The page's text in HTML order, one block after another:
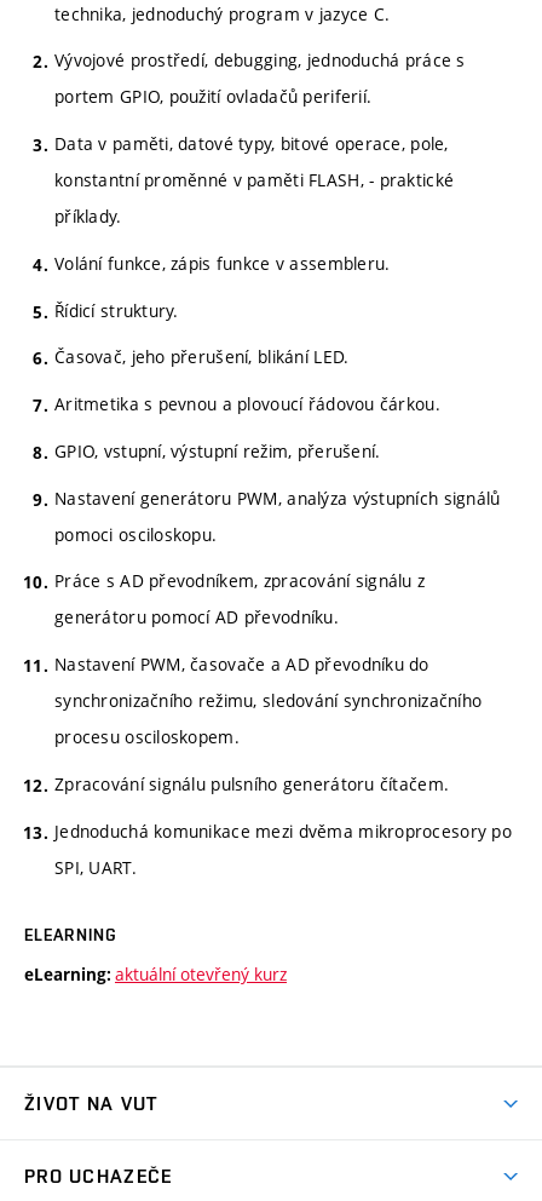
technika, jednoduchý program v jazyce C.
Vývojové prostředí, debugging, jednoduchá práce s
portem GPIO, použití ovladačů periferií.
Data v paměti, datové typy, bitové operace, pole,
konstantní proměnné v paměti FLASH, - praktické
příklady.
Volání funkce, zápis funkce v assembleru.
Řídicí struktury.
Časovač, jeho přerušení, blikání LED.
Aritmetika s pevnou a plovoucí řádovou čárkou.
GPIO, vstupní, výstupní režim, přerušení.
Nastavení generátoru PWM, analýza výstupních signálů
pomoci osciloskopu.
Práce s AD převodníkem, zpracování signálu z
generátoru pomocí AD převodníku.
Nastavení PWM, časovače a AD převodníku do
synchronizačního režimu, sledování synchronizačního
procesu osciloskopem.
Zpracování signálu pulsního generátoru čítačem.
Jednoduchá komunikace mezi dvěma mikroprocesory po
SPI, UART.
ELEARNING
eLearning: aktuální otevřený kurz
ŽIVOT NA VUT
PRO UCHAZEČE